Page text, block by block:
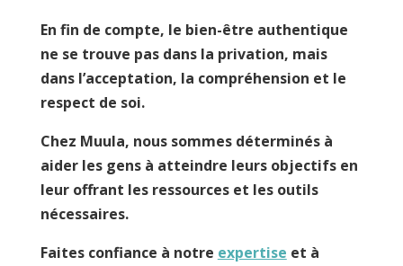
En fin de compte, le bien-être authentique
ne se trouve pas dans la privation, mais
dans l’acceptation, la compréhension et le
respect de soi.
Chez Muula, nous sommes déterminés à
aider les gens à atteindre leurs objectifs en
leur offrant les ressources et les outils
nécessaires.
Faites confiance à notre expertise et à